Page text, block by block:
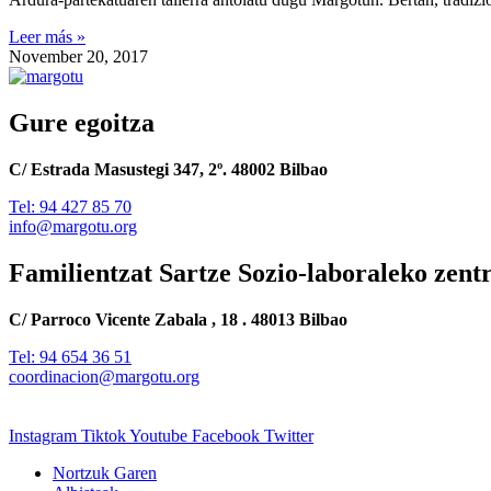
Leer más »
November 20, 2017
Gure egoitza
C/ Estrada Masustegi 347, 2º. 48002 Bilbao
Tel: 94 427 85 70
info@margotu.org
Familientzat Sartze Sozio-laboraleko
C/ Parroco Vicente Zabala , 18 . 48013 Bilbao
Tel: 94 654 36 51
coordinacion@margotu.org
Instagram TiktokYoutube Facebook Twitter
Nortzuk Garen